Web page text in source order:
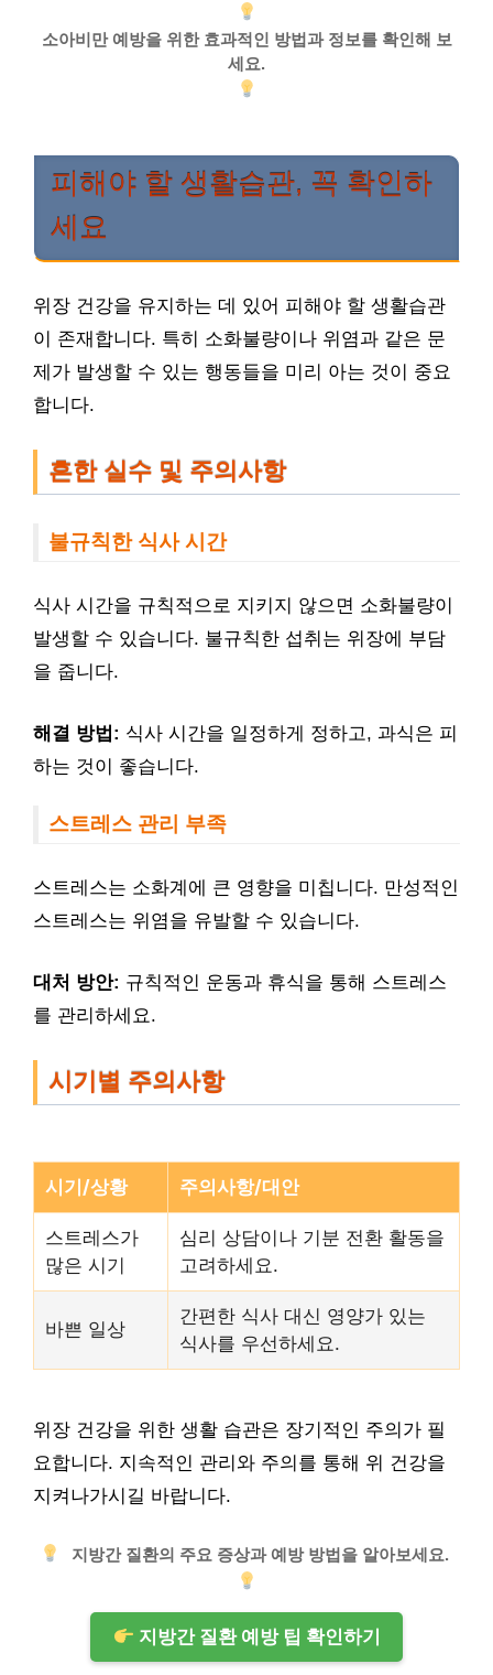
소아비만 예방을 위한 효과적인 방법과 정보를 확인해 보
세요.
피해야 할 생활습관, 꼭 확인하
세요
위장 건강을 유지하는 데 있어 피해야 할 생활습관
이 존재합니다. 특히 소화불량이나 위염과 같은 문
제가 발생할 수 있는 행동들을 미리 아는 것이 중요
합니다.
흔한 실수 및 주의사항
불규칙한 식사 시간
식사 시간을 규칙적으로 지키지 않으면 소화불량이
발생할 수 있습니다. 불규칙한 섭취는 위장에 부담
을 줍니다.
해결 방법: 식사 시간을 일정하게 정하고, 과식은 피
하는 것이 좋습니다.
스트레스 관리 부족
스트레스는 소화계에 큰 영향을 미칩니다. 만성적인
스트레스는 위염을 유발할 수 있습니다.
대처 방안: 규칙적인 운동과 휴식을 통해 스트레스
를 관리하세요.
시기별 주의사항
시기/상황 주의사항/대안
스트레스가
많은 시기
심리 상담이나 기분 전환 활동을
고려하세요.
바쁜 일상
간편한 식사 대신 영양가 있는
식사를 우선하세요.
위장 건강을 위한 생활 습관은 장기적인 주의가 필
요합니다. 지속적인 관리와 주의를 통해 위 건강을
지켜나가시길 바랍니다.
지방간 질환의 주요 증상과 예방 방법을 알아보세요.
지방간 질환 예방 팁 확인하기